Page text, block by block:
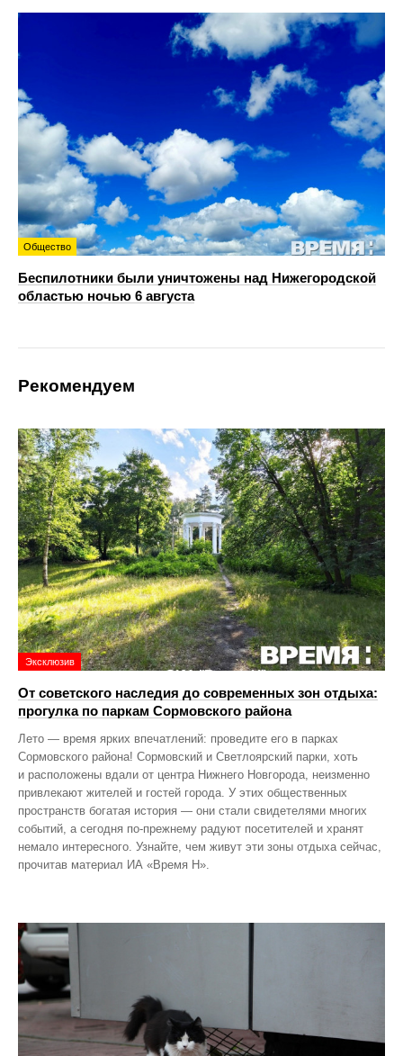
Общество
Беспилотники были уничтожены над Нижегородской
областью ночью 6 августа
Рекомендуем
Эксклюзив
От советского наследия до современных зон отдыха:
прогулка по паркам Сормовского района
Лето — время ярких впечатлений: проведите его в парках
Сормовского района! Сормовский и Светлоярский парки, хоть
и расположены вдали от центра Нижнего Новгорода, неизменно
привлекают жителей и гостей города. У этих общественных
пространств богатая история — они стали свидетелями многих
событий, а сегодня по‑прежнему радуют посетителей и хранят
немало интересного. Узнайте, чем живут эти зоны отдыха сейчас,
прочитав материал ИА «Время Н».